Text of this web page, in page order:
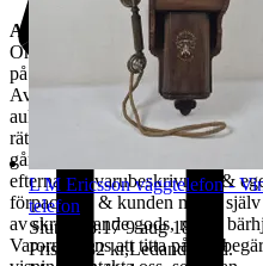
Avhämtning
Om ingen annan
på Tjalmargatan 4B i Östersund
Avhämtning av vunna varor
auktion. Om varan ej hämtas
rätten till återbetalning är
går det skicka ett ombud.
efternamn, varubeskrivning &
förpackade & kunden måste
av skrymmande gods, måste
Varorna finns att titta på vid
L M Ericsson väggtelefon -
telefon
Sluttid
18:17 9 aug 18:17
Pris:
1 182 kr,Ledande bud.